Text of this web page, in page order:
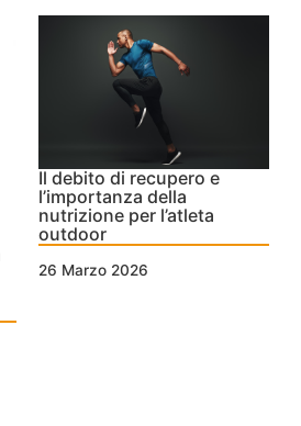
Il debito di recupero e
l’importanza della
nutrizione per l’atleta
outdoor
26 Marzo 2026